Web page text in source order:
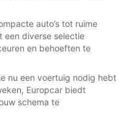
auto’s tot ruime
een diverse selectie
en behoeften te
nu een voertuig nodig hebt
Europcar biedt
schema te